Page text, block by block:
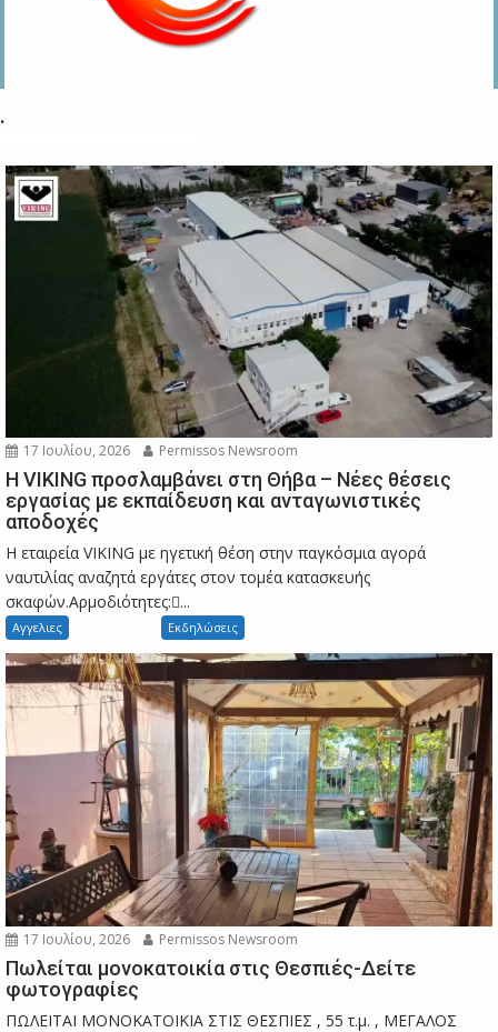
.
17 Ιουλίου, 2026 Permissos Newsroom
Η VIKING προσλαμβάνει στη Θήβα – Νέες θέσεις
εργασίας με εκπαίδευση και ανταγωνιστικές
αποδοχές
Η εταιρεία VIKING με ηγετική θέση στην παγκόσμια αγορά
ναυτιλίας αναζητά εργάτες στον τομέα κατασκευής
σκαφών.Αρμοδιότητες:...
Αγγελιες Εκδηλώσεις
17 Ιουλίου, 2026 Permissos Newsroom
Πωλείται μονοκατοικία στις Θεσπιές-Δείτε
φωτογραφίες
ΠΩΛΕΙΤΑΙ ΜΟΝΟΚΑΤΟΙΚΙΑ ΣΤΙΣ ΘΕΣΠΙΕΣ , 55 τ.μ. , ΜΕΓΑΛΟΣ